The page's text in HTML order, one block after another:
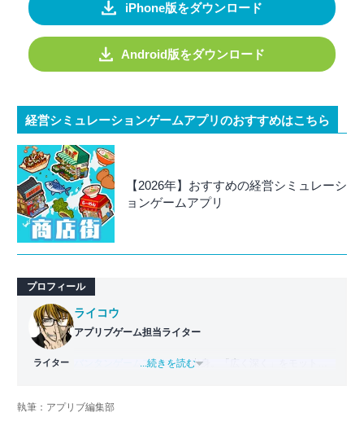
iPhone版をダウンロード
Android版をダウンロード
経営シミュレーションゲームアプリのおすすめはこちら
【2026年】おすすめの経営シミュレーシ
ョンゲームアプリ
プロフィール
ライター
ライコウ
アプリブゲーム担当ライター
バンタンゲームアカデミー 出身。「広く深く」をモットー
ゲームだけでも1,000本以上。ゲーム開発者を目指した経験
...続きを読む
執筆：アプリブ編集部